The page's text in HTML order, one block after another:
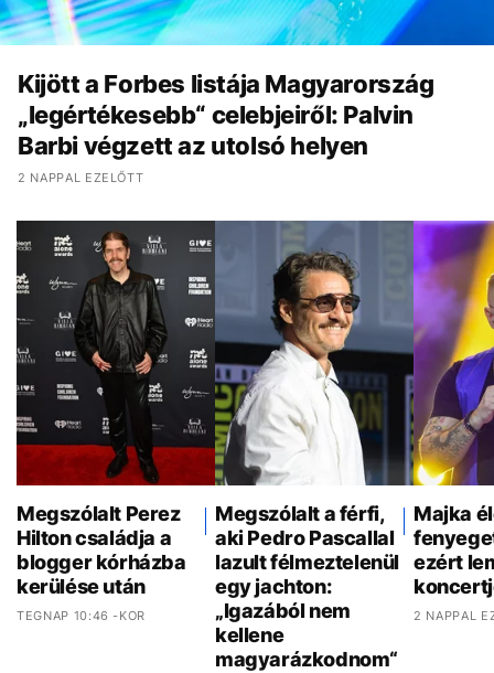
Kijött a Forbes listája Magyarország
„legértékesebb“ celebjeiről: Palvin
Barbi végzett az utolsó helyen
2 NAPPAL EZELŐTT
Megszólalt Perez
Hilton családja a
blogger kórházba
kerülése után
TEGNAP 10:46 -KOR
Megszólalt a férfi,
aki Pedro Pascallal
lazult félmeztelenül
egy jachton:
„Igazából nem
kellene
magyarázkodnom“
Majka
ezért
2 NAPPAL